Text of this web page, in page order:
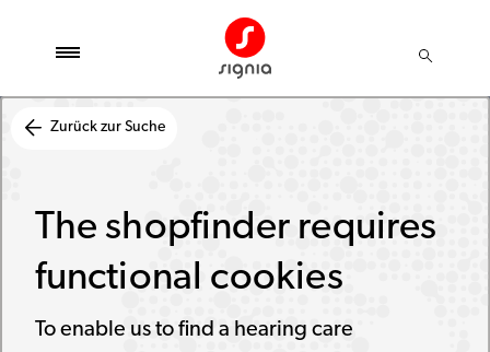
Zurück zur Suche
The shopfinder requires
functional cookies
To enable us to find a hearing care